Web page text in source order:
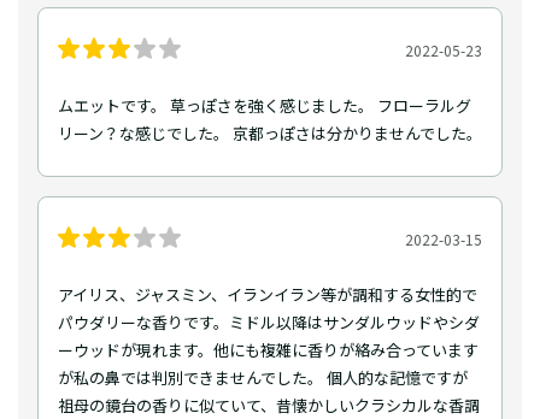
2022-05-23
ムエットです。 草っぽさを強く感じました。 フローラルグ
リーン？な感じでした。 京都っぽさは分かりませんでした。
2022-03-15
アイリス、ジャスミン、イランイラン等が調和する女性的で
パウダリーな香りです。ミドル以降はサンダルウッドやシダ
ーウッドが現れます。他にも複雑に香りが絡み合っています
が私の鼻では判別できませんでした。 個人的な記憶ですが
祖母の鏡台の香りに似ていて、昔懐かしいクラシカルな香調